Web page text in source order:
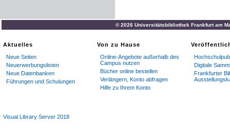
© 2026 Universitätsbibliothek Frankfurt am
Aktuelles
Neue Seiten
Neuerwerbungslisten
Neue Datenbanken
Führungen und Schulungen
Von zu Hause
Online-Angebote außerhalb des
Campus nutzen
Bücher online bestellen
Verlängern, Konto abfragen
Hilfe zu Ihrem Konto
Digitale
Frankfurter
Visual Library Server 2018